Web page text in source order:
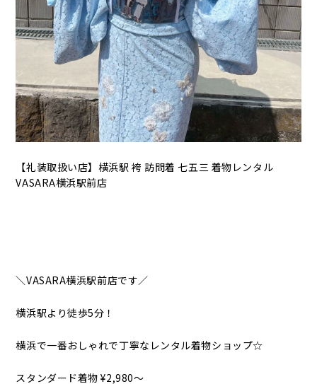
【礼装取扱い店】横浜駅 袴 訪問着 七五三 着物レンタル
VASARA横浜駅前店
＼VASARA横浜駅前店です／
横浜駅より徒歩5分！
横浜で一番おしゃれで丁寧なレンタル着物ショップ☆
スタンダード着物 ¥2,980〜